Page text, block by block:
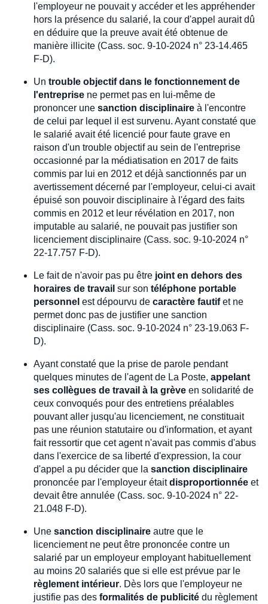
l'employeur ne pouvait y accéder et les appréhender
hors la présence du salarié, la cour d'appel aurait dû
en déduire que la preuve avait été obtenue de
manière illicite (Cass. soc. 9-10-2024 n° 23-14.465
F-D).
Un trouble objectif dans le fonctionnement de
l'entreprise ne permet pas en lui-même de
prononcer une sanction disciplinaire à l'encontre
de celui par lequel il est survenu. Ayant constaté que
le salarié avait été licencié pour faute grave en
raison d'un trouble objectif au sein de l'entreprise
occasionné par la médiatisation en 2017 de faits
commis par lui en 2012 et déjà sanctionnés par un
avertissement décerné par l'employeur, celui-ci avait
épuisé son pouvoir disciplinaire à l'égard des faits
commis en 2012 et leur révélation en 2017, non
imputable au salarié, ne pouvait pas justifier son
licenciement disciplinaire (Cass. soc. 9-10-2024 n°
22-17.757 F-D).
Le fait de n'avoir pas pu être joint en dehors des
horaires de travail sur son téléphone portable
personnel est dépourvu de caractère fautifet ne
permet donc pas de justifier une sanction
disciplinaire (Cass. soc. 9-10-2024 n° 23-19.063 F-
D).
Ayant constaté que la prise de parole pendant
quelques minutes de l'agent de La Poste, appelant
ses collègues de travail à la grève en solidarité de
ceux convoqués pour des entretiens préalables
pouvant aller jusqu'au licenciement, ne constituait
pas une réunion statutaire ou d'information, et ayant
fait ressortir que cet agent n'avait pas commis d'abus
dans l'exercice de sa liberté d'expression, la cour
d'appel a pu décider que la sanction disciplinaire
prononcée par l'employeur étaitdisproportionnée et
devait être annulée (Cass. soc. 9-10-2024 n° 22-
21.048 F-D).
Une sanction disciplinaire autre que le
licenciement ne peut être prononcée contre un
salarié par un employeur employant habituellement
au moins 20 salariés que si elle est prévue par le
règlement intérieur. Dès lors que l'employeur ne
justifie pas des formalités de publicité du règlement